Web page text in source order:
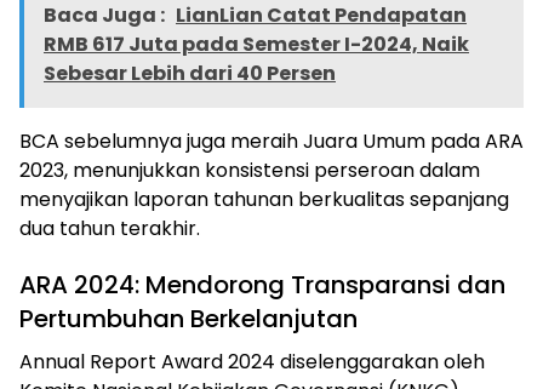
Baca Juga : LianLian Catat Pendapatan
RMB 617 Juta pada Semester I-2024, Naik
Sebesar Lebih dari 40 Persen
BCA sebelumnya juga meraih Juara Umum pada ARA
2023, menunjukkan konsistensi perseroan dalam
menyajikan laporan tahunan berkualitas sepanjang
dua tahun terakhir.
ARA 2024: Mendorong Transparansi dan
Pertumbuhan Berkelanjutan
Annual Report Award 2024 diselenggarakan oleh